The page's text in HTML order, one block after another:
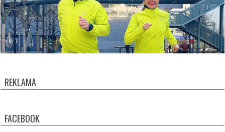
REKLAMA
FACEBOOK